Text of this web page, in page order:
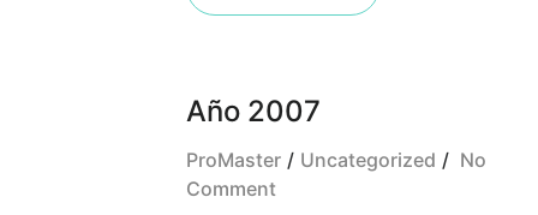
Año 2007
ProMaster Uncategorized
No
Comment